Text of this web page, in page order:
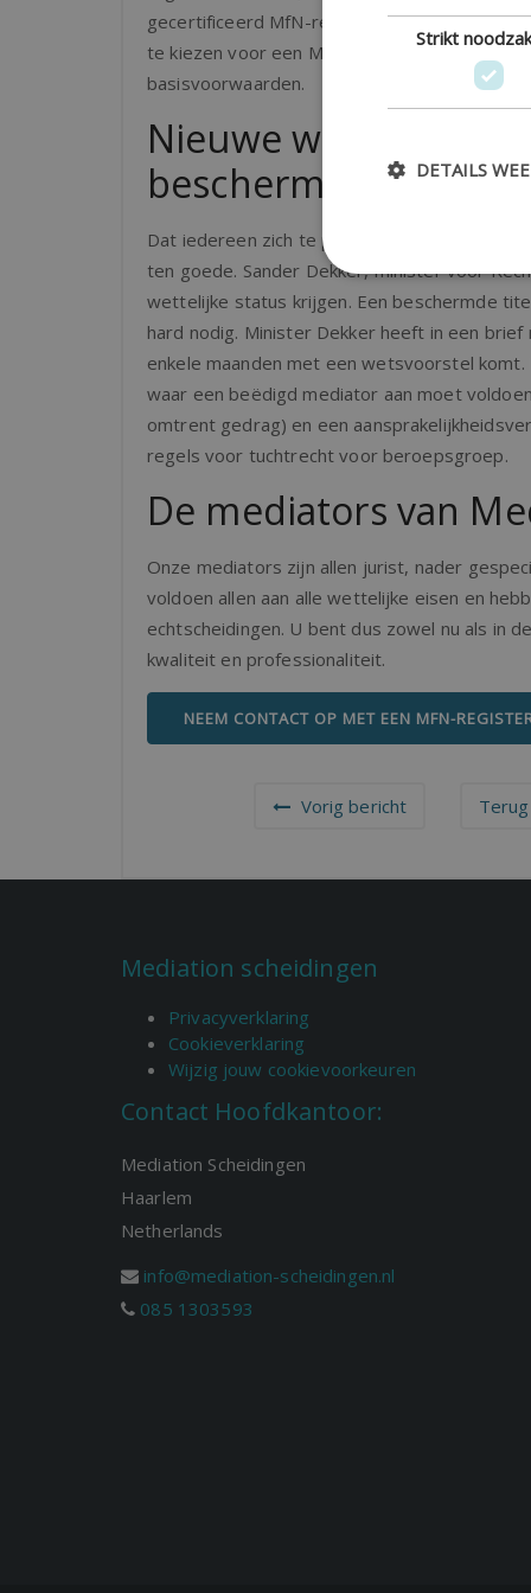
gecertificeerd MfN-registermediator
te kiezen voor een MfN-registermediator,
basisvoorwaarden.
Nieuwe wet om
beschermen
Dat iedereen zich te pas en te onpas
ten goede. Sander Dekker, minister voor
wettelijke status krijgen. Een beschermde
hard nodig. Minister Dekker heeft in een
enkele maanden met een wetsvoorstel
waar een beëdigd mediator aan moet
omtrent gedrag) en een
regels voor tuchtrecht voor beroepsgroep.
De mediators van
Onze mediators zijn allen jurist, nader
voldoen allen aan alle wettelijke eisen en
echtscheidingen. U bent dus zowel nu als in
kwaliteit en professionaliteit.
NEEM CONTACT OP MET EEN MFN-
Vorig bericht
Mediation scheidingen
Privacyverklaring
Cookieverklaring
Wijzig jouw cookievoorkeuren
Contact Hoofdkantoor:
Mediation Scheidingen
Haarlem
Netherlands
info@mediation-scheidingen.nl
085 1303593
Strikt
DETAILS